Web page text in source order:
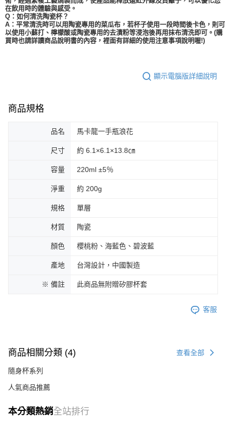
在飲用時的體驗與感受。
Q：如何清洗陶瓷杯？
A：平常清洗時可以用陶瓷專用的菜瓜布，若杯子使用一段時間後卡色，則可
以使用小蘇打、檸檬酸或陶瓷專用的去漬粉等浸泡後再用抹布清洗即可。(購
買時也請詳讀商品說明書的內容，裡面有詳細的使用注意事項說明喔!)
顯示電腦版詳細說明
商品規格
品名 馬卡龍一手瓶浪花
尺寸 約 6.1×6.1×13.8㎝
容量 220ml ±5％
淨重 約 200g
規格 單層
材質 陶瓷
顏色 櫻桃粉、海藍色、碧波藍
產地 台灣設計，中國製造
※ 備註 此商品無附贈矽膠杯套
客服
商品相關分類 (4) 查看全部
隨身杯系列
人氣商品推薦
本分類熱銷全站排行